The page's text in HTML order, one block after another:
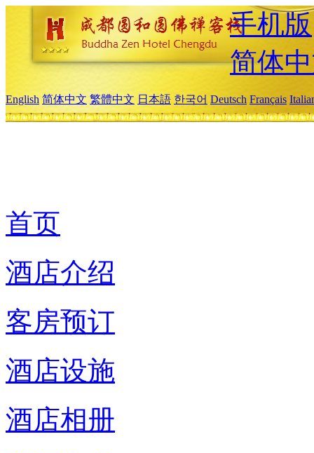
手机版
简体
English 简体中文 繁體中文 日本語 한국어 Deutsch Français
首页
酒店介绍
客房预订
酒店设施
酒店相册